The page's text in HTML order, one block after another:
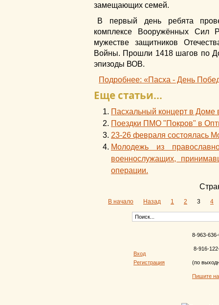
замещающих семей.
В первый день ребята
комплексе Вооружённых Сил
мужестве защитников
Войны. Прошли 1418 шагов по
эпизоды ВОВ.
Подробнее: «Пасха - День
Еще статьи...
Пасхальный концерт в Доме
Поездки ПМО "Покров" в
23-26 февраля состоялась
Молодежь из
военнослужащих,
операции.
В начало Назад 1 2 3 4
Вход
Регистрация
8-963-
8-916-
(по
Пишите